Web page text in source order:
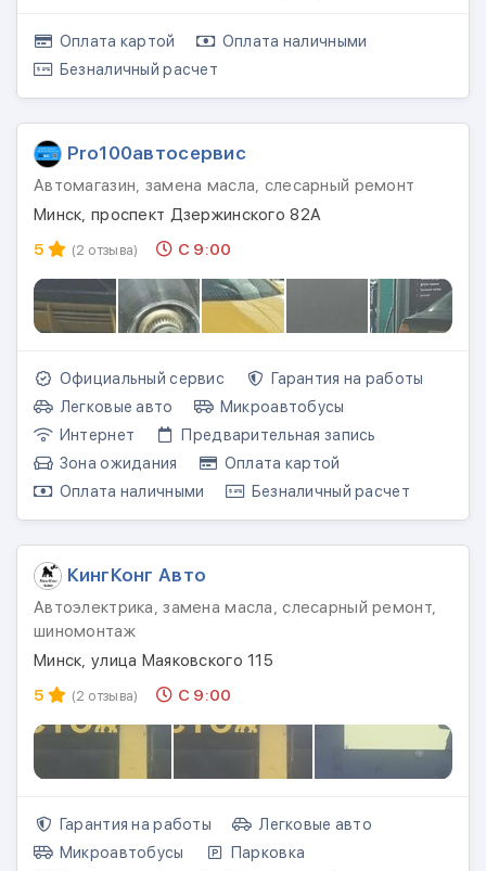
Оплата картой
Оплата наличными
Безналичный расчет
Pro100автосервис
Автомагазин, замена масла, слесарный ремонт
Минск, проспект Дзержинского 82А
5
(2 отзыва) С 9:00
Официальный сервис
Гарантия на работы
Легковые авто
Микроавтобусы
Интернет
Предварительная запись
Зона ожидания
Оплата картой
Оплата наличными
Безналичный расчет
КингКонг Авто
Автоэлектрика, замена масла, слесарный ремонт,
шиномонтаж
Минск, улица Маяковского 115
5
(2 отзыва) С 9:00
Гарантия на работы
Легковые авто
Микроавтобусы
Парковка